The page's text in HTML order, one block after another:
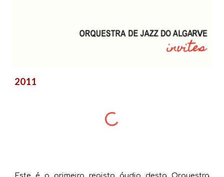
2011
Este é o primeiro registo áudio desta Orquestra